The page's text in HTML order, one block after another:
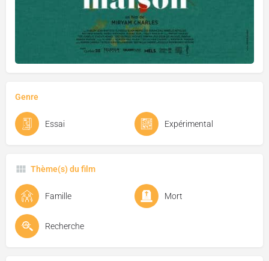
Genre
Essai Expérimental
Thème(s) du film
Famille Mort
Recherche